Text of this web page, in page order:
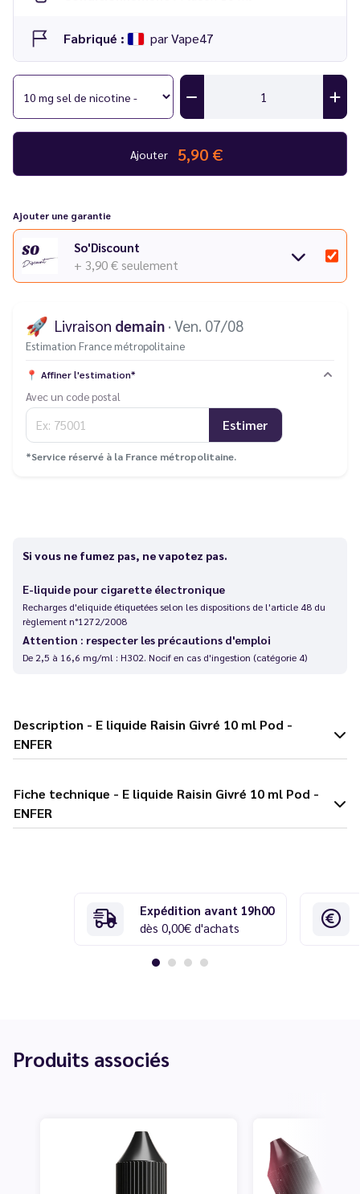
Fabriqué : par Vape47
Ajouter 5,90 €
Ajouter une garantie
So'Discount
+ 3,90 € seulement
🚀 Livraison demain · Ven. 07/08
Estimation France métropolitaine
📍 Affiner l'estimation*
Avec un code postal
Estimer
*Service réservé à la France métropolitaine.
Si vous ne fumez pas, ne vapotez pas.
E-liquide pour cigarette électronique
Recharges d'eliquide étiquetées selon les dispositions de l'article 48 du
règlement n°1272/2008
Attention : respecter les précautions d'emploi
De 2,5 à 16,6 mg/ml : H302. Nocif en cas d'ingestion (catégorie 4)
Description - E liquide Raisin Givré 10 ml Pod -
ENFER
Fiche technique - E liquide Raisin Givré 10 ml Pod -
ENFER
Expédition avant 19h00
dès 0,00€ d'achats
Produits associés